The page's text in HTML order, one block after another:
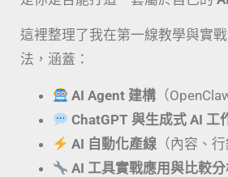
這裡整理了我在第一線教學與實
法，涵蓋：
AI Agent 建構 （
ChatGPT 與生成式 AI 工
AI 自動化產線 （內容、
AI 工具實戰應用與比較